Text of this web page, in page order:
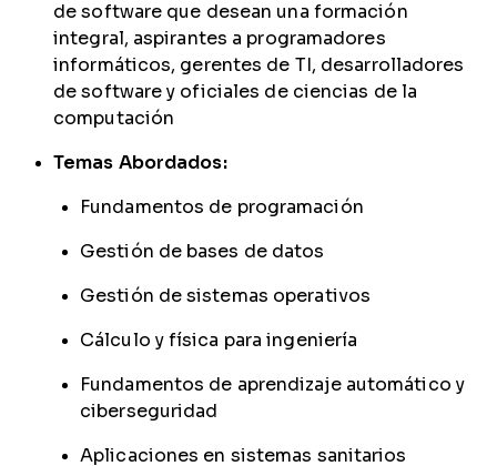
de software que desean una formación
integral, aspirantes a programadores
informáticos, gerentes de TI, desarrolladores
de software y oficiales de ciencias de la
computación
Temas Abordados:
Fundamentos de programación
Gestión de bases de datos
Gestión de sistemas operativos
Cálculo y física para ingeniería
Fundamentos de aprendizaje automático y
ciberseguridad
Aplicaciones en sistemas sanitarios